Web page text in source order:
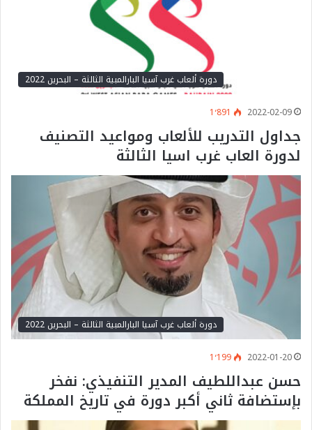
دورة ألعاب غرب آسيا البارالمبية الثالثة – البحرين 2022
2022-02-09 1٬891
جداول التدريب للألعاب ومواعيد التصنيف
لدورة العاب غرب اسيا الثالثة
دورة ألعاب غرب آسيا البارالمبية الثالثة – البحرين 2022
2022-01-20 1٬199
حسن عبداللطيف المدير التنفيذي: نفخر
بإستضافة ثاني أكبر دورة في تاريخ المملكة